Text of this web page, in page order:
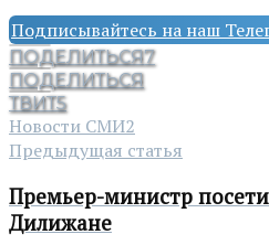
Подписывайтесь на наш
ПОДЕЛИТЬСЯ7
ПОДЕЛИТЬСЯ
ТВИТ5
Новости СМИ2
Предыдущая статья
Премьер-министр
Дилижане